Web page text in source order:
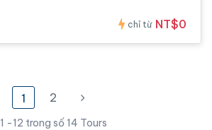
chỉ từ NT$0
1 2
1 -12 trong số 14 Tours